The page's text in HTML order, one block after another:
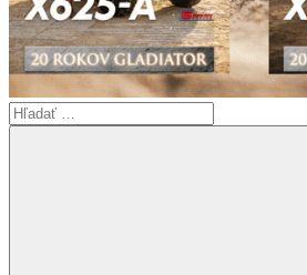
Search
for: